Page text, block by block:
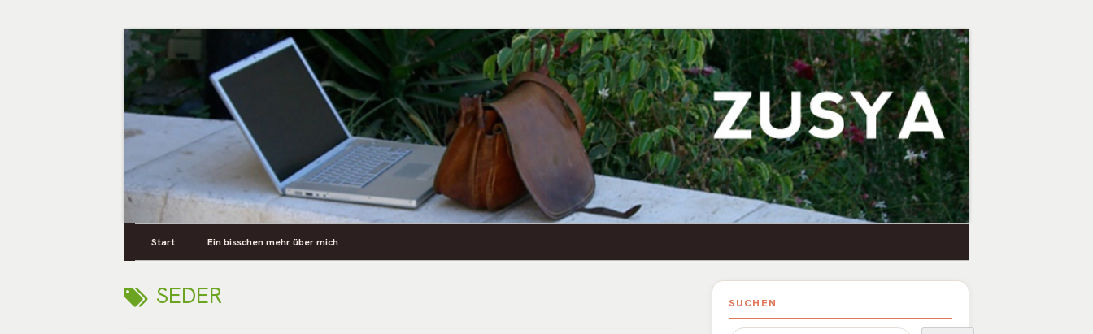
Zusya Blog
Primäres
Menü
Start Ein bisschen mehr über mich
SCHLAGWORT:
SEDER
Haupt-
Seitenleiste
SUCHEN